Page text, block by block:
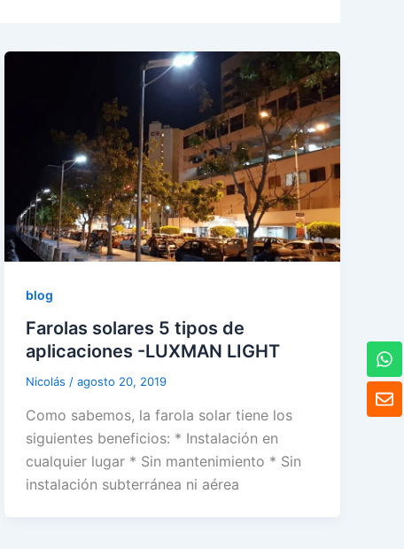
blog
Farolas solares 5 tipos de
aplicaciones -LUXMAN LIGHT
Nicolás/agosto 20, 2019
Como sabemos, la farola solar tiene los
siguientes beneficios: * Instalación en
cualquier lugar * Sin mantenimiento * Sin
instalación subterránea ni aérea
S
o
W
h
a
t
s